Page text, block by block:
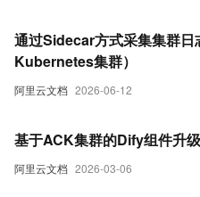
阿里云文档 2026-06-12
通过Sidecar方式采集集群
Kubernetes集群）
阿里云文档 2026-03-06
基于ACK集群的Dify组件升